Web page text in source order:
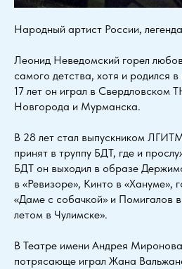
Народный артист России,
Леонид Неведомский горел
самого детства, хотя и родился
17 лет он играл в Свердловском
Новгорода и Мурманска.
В 28 лет стал выпускником
принят в труппу БДТ, где и
БДТ он выходил в образе
в «Ревизоре», Кинто в «Хануме»,
«Даме с собачкой» и Помигалов
летом в Чулимске».
В Театре имени Андрея
потрясающе играл Жана